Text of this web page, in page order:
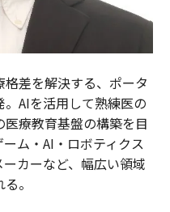
差を解決する、ポータ
AIを活用して熟練医の
療教育基盤の構築を目
ム・AI・ロボティクス
カーなど、幅広い領域
。